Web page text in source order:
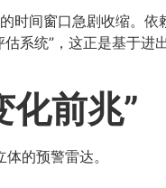
时间窗口急剧收缩。
系统”，这正是基于进
前兆”​
的预警雷达。